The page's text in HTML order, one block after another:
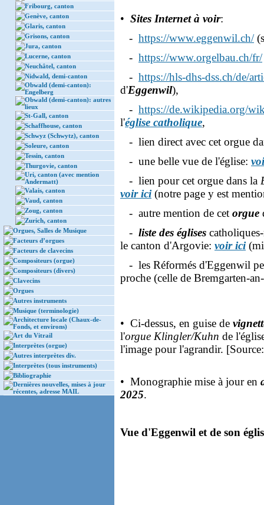
Fribourg, canton
Genève, canton
Glaris, canton
Grisons, canton
Jura, canton
Lucerne, canton
Neuchâtel, canton
Nidwald, demi-canton
Obwald (demi-canton):
Engelberg
Obwald (demi-canton): autres
lieux
St-Gall, canton
Schaffhouse, canton
Schwyz (Schwytz), canton
Soleure, canton
Tessin, canton
Thurgovie, canton
Uri, canton (avec mention
Andermatt)
Valais, canton
Vaud, canton
Zoug, canton
Zurich, canton
Orgues, Salles de Musique
Facteurs d’orgues
Facteurs de clavecins
Compositeurs (orgue)
Compositeurs (divers)
Clavecins
Orgues
Autres instruments
Musique (terminologie)
Architecture locale (Chaux-de-
Fonds, et environs)
Art du Vitrail
Interprètes (orgue)
Autres interprètes div.
Interprètes (tous instruments)
Bibliographie
Dernières nouvelles, mises à jour
récentes, adresse MAIL
• Sites Internet à voir:
- https://www.eggenwil.ch/
- https://www.orgelbau.ch/fr/
- https://hls-dhs-dss.ch/de/
d'Eggenwil),
- https://de.wikipedia.org/
l'église catholique,
- lien direct avec cet orgue
- une belle vue de l'église:
- lien pour cet orgue dans la
voir ici(notre page y est
- autre mention de cet orgue
- liste des églises
le canton d'Argovie: voir ici
- les Réformés d'Eggenwil
proche (celle de Bremgarten-
• Ci-dessus, en guise de
l'orgue Klingler/Kuhn de
l'image pour l'agrandir.
• Monographie mise à jour en
2025.
Vue d'Eggenwil et de son